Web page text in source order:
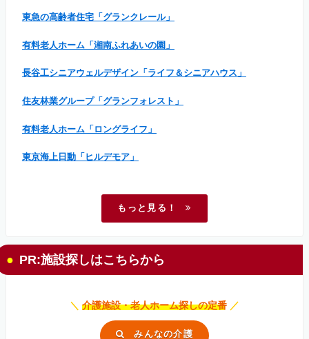
東急の高齢者住宅「グランクレール」
有料老人ホーム「湘南ふれあいの園」
長谷工シニアウェルデザイン「ライフ＆シニアハウス」
住友林業グループ「グランフォレスト」
有料老人ホーム「ロングライフ」
東京海上日動「ヒルデモア」
もっと見る！
PR:施設探しはこちらから
＼ 介護施設・老人ホーム探しの定番 ／
みんなの介護